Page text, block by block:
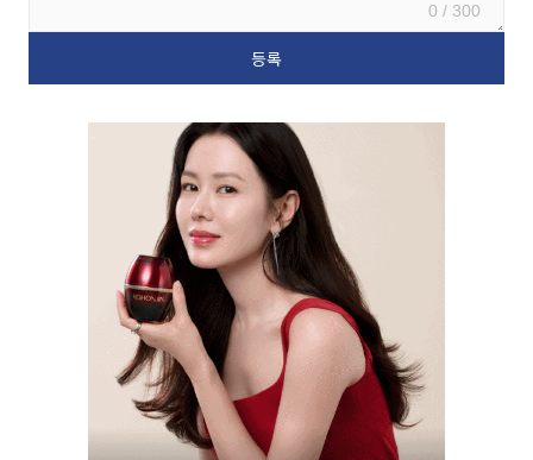
0 / 300